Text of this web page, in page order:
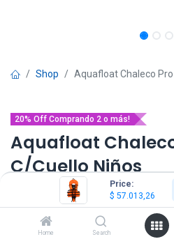
Price:
$ 57.013,26
Home Search
Shop Aquafloat Chaleco
20% Off Comprando 2 o más!
Aquafloat
C/Cuello Niños
(0 reseña)
$57.013,26 IVA Incluido